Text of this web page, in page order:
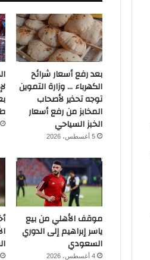
بعد رفع أسعار شرائح
الكهرباء … وزارة التموين
توجه تحذير لأصحاب
المخابز من رفع أسعار
الخبز السياحي
5 أغسطس، 2026
موقف الأهلي من بيع
ياسر إبراهيم إلى الدوري
السعودي
4 أغسطس، 2026